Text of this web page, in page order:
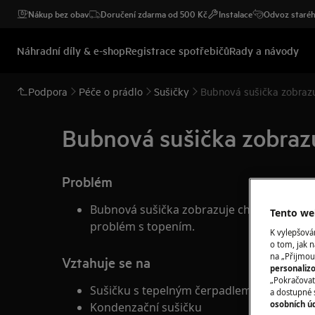
Nákup bez obav Doručení zdarma od 500 Kč Instalace Odvoz
Náhradní díly & e-shopRegistrace spotřebičůRady a návody
Podpora Péče o prádlo Sušičky Bubnová sušička
Bubnová sušička
Problém
Bubnová sušička zobrazuje chybovou
problém s topením.
Vztahuje se na
Sušičku s tepelným čerpadlem
Kondenzační sušičku
Tento
K
o tom, jak
na
a dostupné
osobních